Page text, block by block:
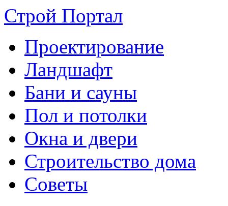
Строй Портал
Проектирование
Ландшафт
Бани и сауны
Пол и потолки
Окна и двери
Строительство дома
Советы